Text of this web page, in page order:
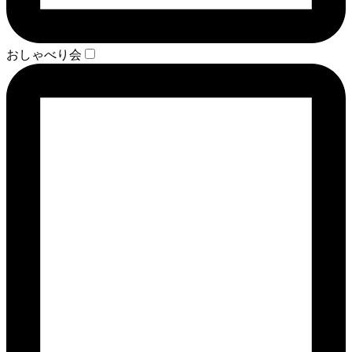
おしゃべり会